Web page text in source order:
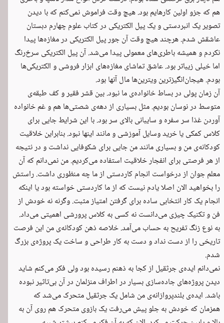
هم که جزو اولین کارهایم بود. هیچ وقت فراموش نمی‌کنم که با دیدن
تصویر یک انبردستی و یک پیل الکتریکی در کتاب علوم چهارم دبستان
عاشقش شدم. هرچند هیچ وقت آن جور پیل الکتریکی در مغازه‌ها پیدا
نکردم و همیشه باطری‌های معمولی پیدا می‌شد. آن پیل الکتریکی سرخ‌رنگ
اما خیلی زیباتر بود. عاشق تماشای مغازه‌های ابزار فروشی و الکتریکی‌ها
بودم. هیجان‌انگیزترین ویترین‌ها مال آنها بود.
آن زمان پولی در بساط خانواده‌ی ما نبود. بین قشر فقیر و کف طبقه‌ی
متوسط در نوسان بودیم. مثل بسیاری از دهه‌ی شصتی‌ها هم و غم خانواده
آوردن غذا سر سفره و سایبانی بالای سر بود. با این شرایط جایی برای
کلاس کمکی یا خرید وسایل آموزشی و مانند اینها نبود. بنابراین خلاقیت
کودکانه‌ی من و بسیاری مانند من جایی برای شکوفایی نداشت و در نتیجه
از هر فرصتی برای انفجار خلاقیت استفاده می‌کردیم. من نمی‌دانم که آن
معلم جوان از درخواست انجام کاردستی از ما چه منظوری داشت. راستش
را بخواهید الان اصلا یادم نیست که از ما کاردستی خواسته بود یا اینکه
انجام یک کار انتخابی ساده برای گرفتن امتیاز مثبت. وگرنه نه خودش از
فن و تکنیک چیزی می‌دانست نه کسی به کلاس پرورشی اهمیتی می‌داد.
به نوع زنگ تفریح به حساب می‌آمد. خلاصه ذهن کودکانه‌ی من این فرصت
تاریخی را از دست نداد و دست به کار طراحی و ساخت یک پروژه‌ی بزرگ
شدم.
نمی‌دانم ایده‌ی جرثقیل از کجا به ذهنم رسیده بود ولی فکر می‌کنم شاید
دیدن پروژه‌های جاده‌سازی بسیار در اطراف منزلمان در آن بی‌تاثیر نبوده
باشد. ایده‌ی بلندپروازانه‌ی من شامل یک جرثقیل متحرک می‌شد که
همزمان که خودش به جلو پیش می‌رفت یک بازوی متحرک هم روی آن به